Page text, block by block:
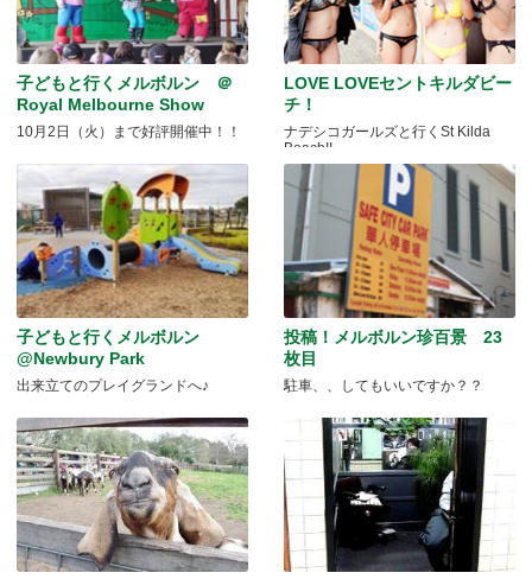
子どもと行くメルボルン ＠
Royal Melbourne Show
10月2日（火）まで好評開催中！！
LOVE LOVEセントキルダビー
チ！
ナデシコガールズと行くSt Kilda
Beach!!
子どもと行くメルボルン
@Newbury Park
出来立てのプレイグランドへ♪
投稿！メルボルン珍百景 23
枚目
駐車、、してもいいですか？？